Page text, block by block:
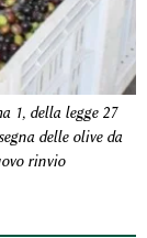
1, della legge 27
delle olive da
rinvio